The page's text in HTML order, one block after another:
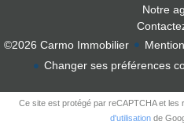
Notre
©2026 Carmo Immobilier
Changer ses préférences
Ce site est protégé par reCAPTCHA et les
d'utilisation de